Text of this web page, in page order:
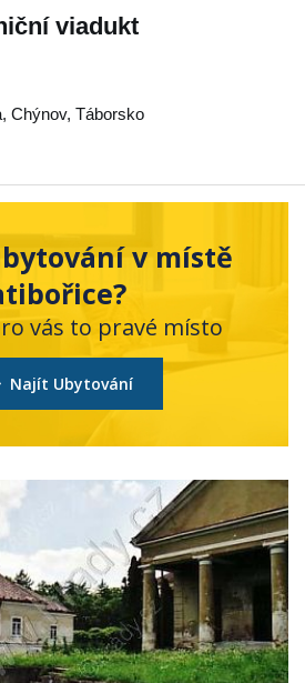
viadukt
, Chýnov, Táborsko
v místě
vás to pravé místo
Najít Ubytování